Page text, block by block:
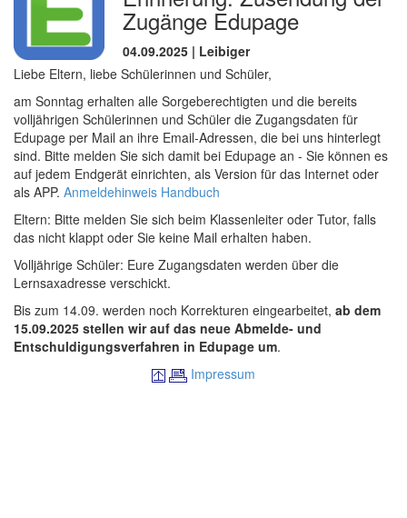
Zugänge Edupage
04.09.2025 | Leibiger
Liebe Eltern, liebe Schülerinnen und Schüler,
am Sonntag erhalten alle Sorgeberechtigten und die bereits
volljährigen Schülerinnen und Schüler die Zugangsdaten für
Edupage per Mail an ihre Email-Adressen, die bei uns hinterlegt
sind. Bitte melden Sie sich damit bei Edupage an - Sie können es
auf jedem Endgerät einrichten, als Version für das Internet oder
als APP. Anmeldehinweis Handbuch
Eltern: Bitte melden Sie sich beim Klassenleiter oder Tutor, falls
das nicht klappt oder Sie keine Mail erhalten haben.
Volljährige Schüler: Eure Zugangsdaten werden über die
Lernsaxadresse verschickt.
Bis zum 14.09. werden noch Korrekturen eingearbeitet, ab dem
15.09.2025 stellen wir auf das neue Abmelde- und
Entschuldigungsverfahren in Edupage um.
Impressum